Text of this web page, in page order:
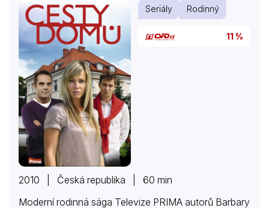
Seriály Rodinný
11 %
2010 | Česká republika | 60 min
Moderní rodinná sága Televize PRIMA autorů Barbary